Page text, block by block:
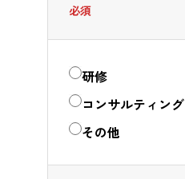
必須
研修
コンサルティング
その他